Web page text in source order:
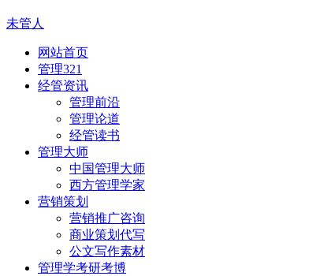
未管人
网站首页
管理321
经管资讯
管理前沿
管理论道
经管读书
管理大师
中国管理大师
西方管理学家
营销策划
营销推广咨询
商业策划代写
公文写作素材
管理学考研考博